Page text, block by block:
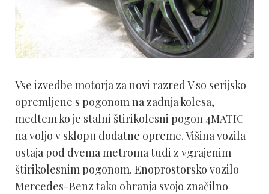
Vse izvedbe motorja za novi razred V so serijsko
opremljene s pogonom na zadnja kolesa,
medtem ko je stalni štirikolesni pogon 4MATIC
na voljo v sklopu dodatne opreme. Višina vozila
ostaja pod dvema metroma tudi z vgrajenim
štirikolesnim pogonom. Enoprostorsko vozilo
Mercedes-Benz tako ohranja svojo značilno